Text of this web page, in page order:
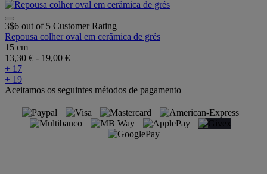
3$6 out of 5 Customer Rating
Repousa colher oval em cerâmica de grés
15 cm
13,30 € - 19,00 €
+ 17
+ 19
Aceitamos os seguintes métodos de pagamento